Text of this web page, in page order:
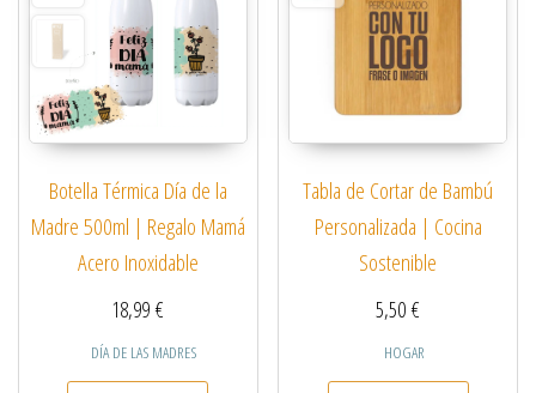
Botella Térmica Día de la
Madre 500ml | Regalo Mamá
Acero Inoxidable
18,99€
DÍA DE LAS MADRES
Tabla de Cortar de Bambú
Personalizada | Cocina
Sostenible
5,50€
HOGAR